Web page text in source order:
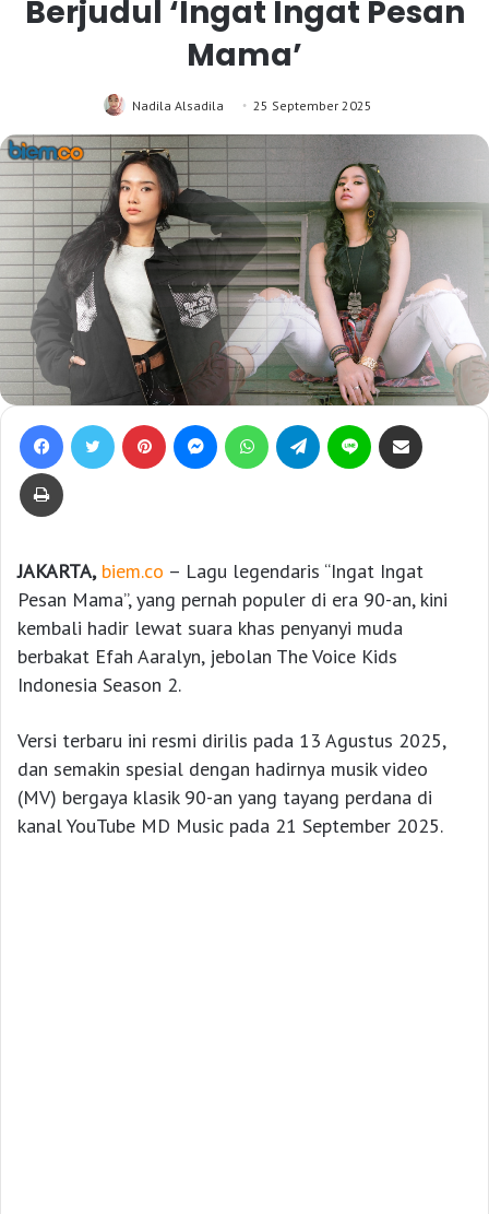
Berjudul ‘Ingat Ingat Pesan
Mama’
Nadila Alsadila 25 September 2025
JAKARTA, biem.co – Lagu legendaris “Ingat Ingat
Pesan Mama”, yang pernah populer di era 90-an, kini
kembali hadir lewat suara khas penyanyi muda
berbakat Efah Aaralyn, jebolan The Voice Kids
Indonesia Season 2.
Versi terbaru ini resmi dirilis pada 13 Agustus 2025,
dan semakin spesial dengan hadirnya musik video
(MV) bergaya klasik 90-an yang tayang perdana di
kanal YouTube MD Music pada 21 September 2025.